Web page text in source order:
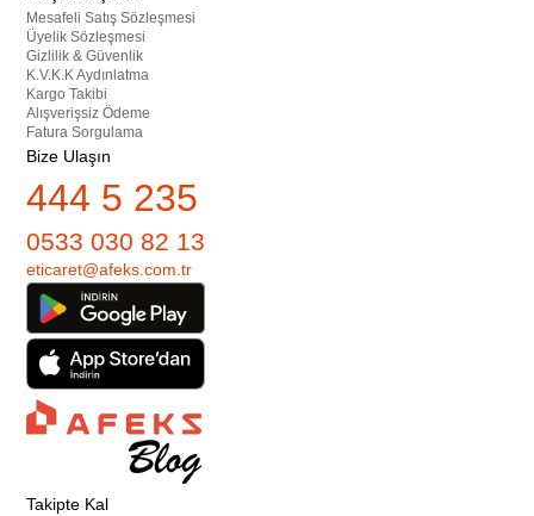
Mesafeli Satış Sözleşmesi
Üyelik Sözleşmesi
Gizlilik & Güvenlik
K.V.K.K Aydınlatma
Kargo Takibi
Alışverişsiz Ödeme
Fatura Sorgulama
Bize Ulaşın
444 5 235
0533 030 82 13
eticaret@afeks.com.tr
Takipte Kal